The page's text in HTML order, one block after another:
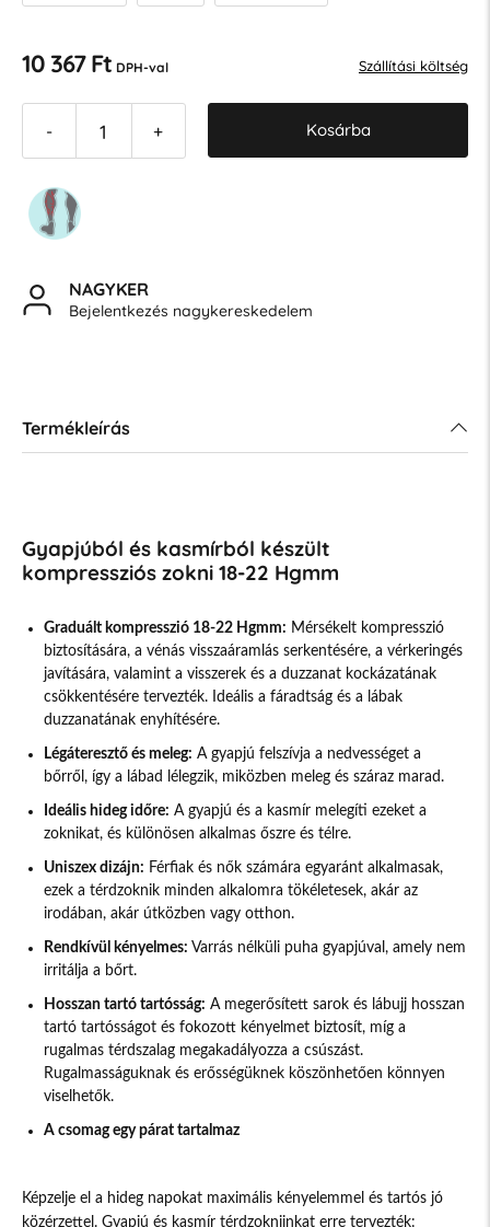
10 367 Ft DPH-val Szállítási költség
- + Kosárba
NAGYKER
Bejelentkezés nagykereskedelem
Termékleírás
Gyapjúból és kasmírból készült
kompressziós zokni 18-22 Hgmm
Graduált kompresszió 18-22 Hgmm: Mérsékelt kompresszió
biztosítására, a vénás visszaáramlás serkentésére, a vérkeringés
javítására, valamint a visszerek és a duzzanat kockázatának
csökkentésére tervezték. Ideális a fáradtság és a lábak
duzzanatának enyhítésére.
Légáteresztő és meleg: A gyapjú felszívja a nedvességet a
bőrről, így a lábad lélegzik, miközben meleg és száraz marad.
Ideális hideg időre: A gyapjú és a kasmír melegíti ezeket a
zoknikat, és különösen alkalmas őszre és télre.
Uniszex dizájn: Férfiak és nők számára egyaránt alkalmasak,
ezek a térdzoknik minden alkalomra tökéletesek, akár az
irodában, akár útközben vagy otthon.
Rendkívül kényelmes: Varrás nélküli puha gyapjúval, amely nem
irritálja a bőrt.
Hosszan tartó tartósság: A megerősített sarok és lábujj hosszan
tartó tartósságot és fokozott kényelmet biztosít, míg a
rugalmas térdszalag megakadályozza a csúszást.
Rugalmasságuknak és erősségüknek köszönhetően könnyen
viselhetők.
A csomag egy párat tartalmaz
Képzelje el a hideg napokat maximális kényelemmel és tartós jó
közérzettel. Gyapjú és kasmír térdzokniinkat erre tervezték: